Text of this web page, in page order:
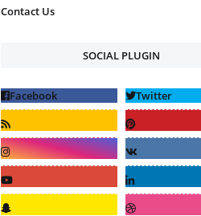
Contact Us
SOCIAL PLUGIN